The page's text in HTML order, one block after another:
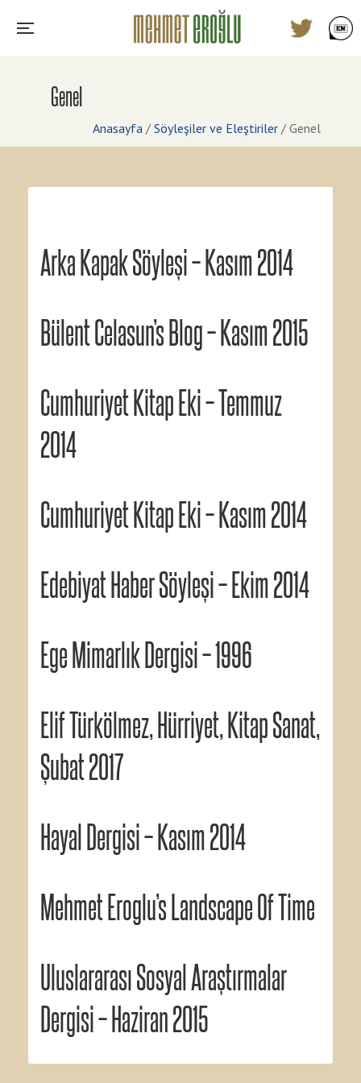
Genel
Anasayfa / Söyleşiler ve Eleştiriler / Genel
Arka Kapak Söyleşi – Kasım 2014
Bülent Celasun’s Blog – Kasım 2015
Cumhuriyet Kitap Eki – Temmuz
2014
Cumhuriyet Kitap Eki – Kasım 2014
Edebiyat Haber Söyleşi – Ekim 2014
Ege Mimarlık Dergisi – 1996
Elif Türkölmez, Hürriyet, Kitap Sanat,
Şubat 2017
Hayal Dergisi – Kasım 2014
Mehmet Eroglu’s Landscape Of Time
Uluslararası Sosyal Araştırmalar
Dergisi – Haziran 2015